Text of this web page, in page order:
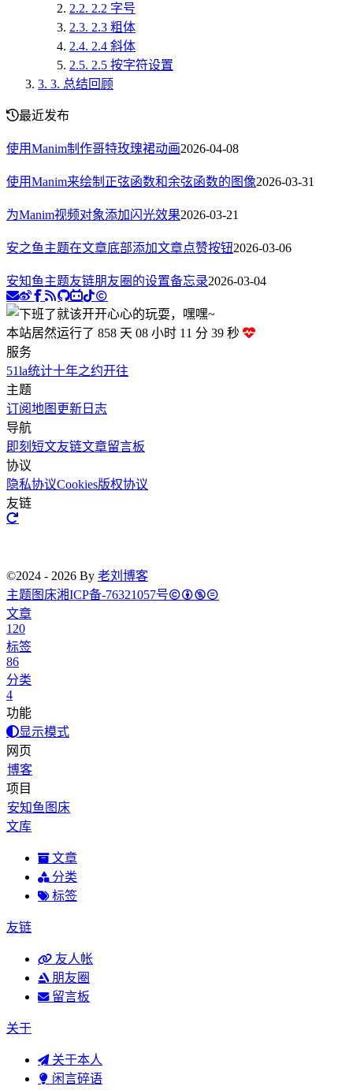
2.2. 2.2 字号
2.3. 2.3 粗体
2.4. 2.4 斜体
2.5. 2.5 按字符设置
3. 3. 总结回顾
最近发布
使用Manim制作哥特玫瑰裙动画2026-04-08
使用Manim来绘制正弦函数和余弦函数的图像2026-03-31
为Manim视频对象添加闪光效果2026-03-21
安之鱼主题在文章底部添加文章点赞按钮2026-03-06
安知鱼主题友链朋友圈的设置备忘录2026-03-04
本站居然运行了 858 天 08 小时 11 分 40 秒
服务
51la统计十年之约开往
主题
订阅地图 更新日志
导航
即刻短文友链文章留言板
协议
隐私协议Cookies版权协议
友链
©2024 - 2026 By 老刘博客
主题 图床湘ICP备-76321057号
文章
120
标签
86
分类
4
功能
显示模式
网页
博客
项目
安知鱼图床
文库
文章
分类
标签
友链
友人帐
朋友圈
留言板
关于
关于本人
闲言碎语